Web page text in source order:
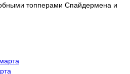
топперами Спайдермена и